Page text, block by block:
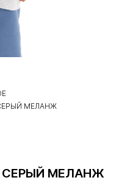
СЕРЫЙ МЕЛАНЖ
СЕРЫЙ МЕЛАНЖ